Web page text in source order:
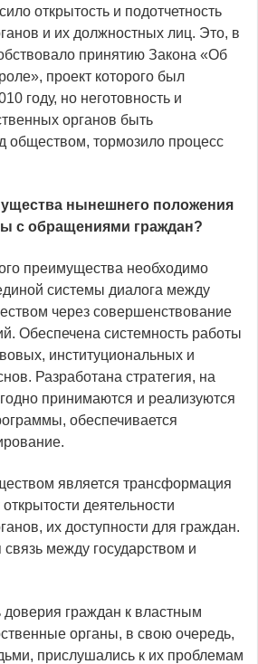
открытость и подотчетность
и их должностных лиц. Это, в
принятию Закона «Об
проект которого был
году, но неготовность и
органов быть
обществом, тормозило процесс
нынешнего положения
с обращениями граждан?
преимущества необходимо
системы диалога между
через совершенствование
Обеспечена системность работы
институциональных и
Разработана стратегия, на
принимаются и реализуются
обеспечивается
является трансформация
деятельности
их доступности для граждан.
между государством и
граждан к властным
органы, в свою очередь,
прислушались к их проблемам